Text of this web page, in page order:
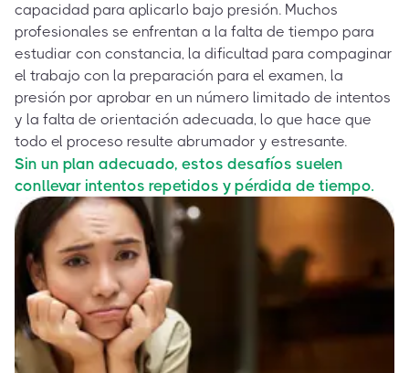
capacidad para aplicarlo bajo presión. Muchos
profesionales se enfrentan a la falta de tiempo para
estudiar con constancia, la dificultad para compaginar
el trabajo con la preparación para el examen, la
presión por aprobar en un número limitado de intentos
y la falta de orientación adecuada, lo que hace que
todo el proceso resulte abrumador y estresante.
Sin un plan adecuado, estos desafíos suelen
conllevar intentos repetidos y pérdida de tiempo.